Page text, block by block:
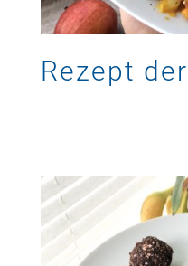
Rezept